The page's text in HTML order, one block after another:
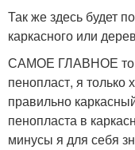
Так же здесь будет
каркасного или
САМОЕ ГЛАВНОЕ то
пенопласт, я
правильно
пенопласта в
минусы я для себя